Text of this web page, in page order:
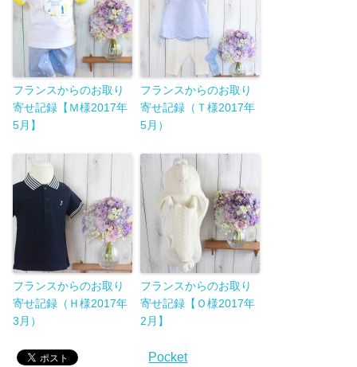
フランスからのお取り
寄せ記録【Ｍ様2017年
5月】
フランスからのお取り
寄せ記録（Ｔ様2017年
5月）
フランスからのお取り
寄せ記録（Ｈ様2017年
3月）
フランスからのお取り
寄せ記録【Ｏ様2017年
2月】
Pocket